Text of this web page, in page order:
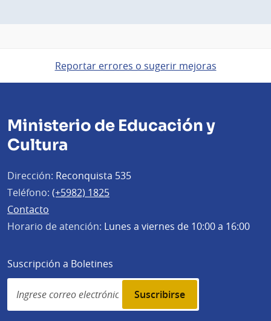
Reportar errores o sugerir mejoras
Ministerio de Educación y
Cultura
Dirección: Reconquista 535
Teléfono: (+5982) 1825
Contacto
Horario de atención: Lunes a viernes de 10:00 a 16:00
Suscripción a Boletines
Simplenews
subscription